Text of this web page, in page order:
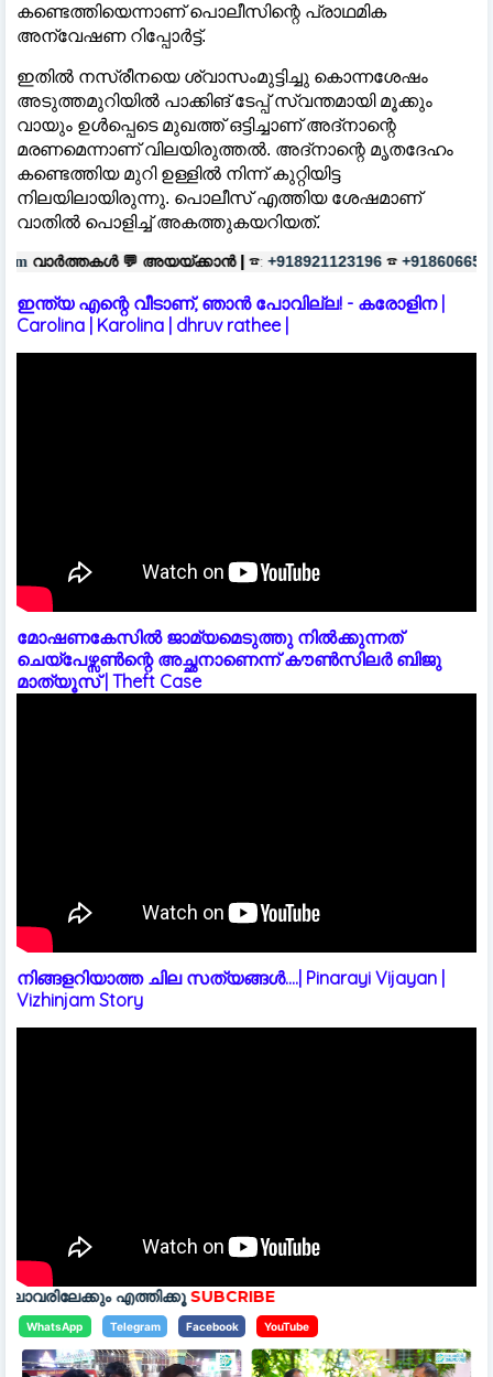
കണ്ടെത്തിയെന്നാണ് പൊലീസിന്റെ പ്രാഥമിക
അന്വേഷണ റിപ്പോർട്ട്.
ഇതിൽ നസ്രീനയെ ശ്വാസംമുട്ടിച്ചു കൊന്നശേഷം
അടുത്തമുറിയിൽ പാക്കിങ് ടേപ്പ് സ്വന്തമായി മൂക്കും
വായും ഉൾപ്പെടെ മുഖത്ത് ഒട്ടിച്ചാണ് അദ്നാന്റെ
മരണമെന്നാണ് വിലയിരുത്തൽ. അദ്നാന്റെ മൃതദേഹം
കണ്ടെത്തിയ മുറി ഉള്ളിൽ നിന്ന് കുറ്റിയിട്ട
നിലയിലായിരുന്നു. പൊലീസ് എത്തിയ ശേഷമാണ്
വാതിൽ പൊളിച്ച് അകത്തുകയറിയത്.
💬അയയ്ക്കാൻ | ☎: +918921123196 ☎ +918606657037
ഇന്ത്യ എന്റെ വീടാണ്, ഞാൻ പോവില്ല! - കരോളിന |
Carolina | Karolina | dhruv rathee |
മോഷണകേസിൽ ജാമ്യമെടുത്തു നിൽക്കുന്നത്
ചെയ്പേഴ്സൺന്റെ അച്ഛനാണെന്ന് കൗൺസിലർ ബിജു
മാത്യൂസ് | Theft Case
നിങ്ങളറിയാത്ത ചില സത്യങ്ങൾ....| Pinarayi Vijayan |
Vizhinjam Story
എത്തിക്കൂSUBCRIBE
WhatsApp Telegram Facebook YouTube